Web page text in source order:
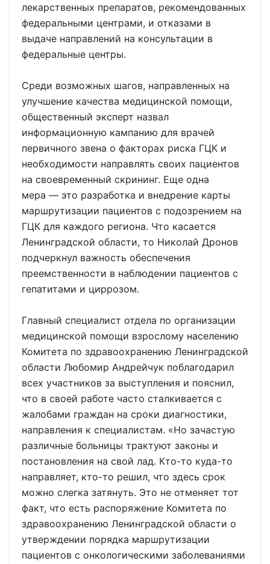
лекарственных препаратов, рекомендованных
федеральными центрами, и отказами в
выдаче направлений на консультации в
федеральные центры.
Среди возможных шагов, направленных на
улучшение качества медицинской помощи,
общественный эксперт назвал
информационную кампанию для врачей
первичного звена о факторах риска ГЦК и
необходимости направлять своих пациентов
на своевременный скрининг. Еще одна
мера — это разработка и внедрение карты
маршрутизации пациентов с подозрением на
ГЦК для каждого региона. Что касается
Ленинградской области, то Николай Дронов
подчеркнул важность обеспечения
преемственности в наблюдении пациентов с
гепатитами и циррозом.
Главный специалист отдела по организации
медицинской помощи взрослому населению
Комитета по здравоохранению Ленинградской
области Любомир Андрейчук поблагодарил
всех участников за выступления и пояснил,
что в своей работе часто сталкивается с
жалобами граждан на сроки диагностики,
направления к специалистам. «Но зачастую
различные больницы трактуют законы и
постановления на свой лад. Кто-то куда-то
направляет, кто-то решил, что здесь срок
можно слегка затянуть. Это не отменяет тот
факт, что есть распоряжение Комитета по
здравоохранению Ленинградской области о
утверждении порядка маршрутизации
пациентов с онкологическими заболеваниями